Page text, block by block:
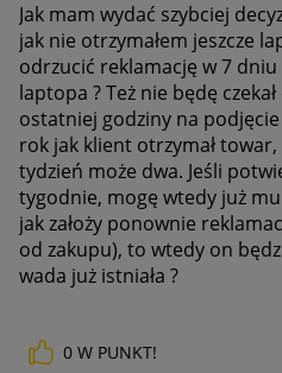
Jak mam wydać szybciej
jak nie otrzymałem jeszcze
odrzucić reklamację w 7 dniu
laptopa ? Też nie będę
ostatniej godziny na
rok jak klient otrzymał towar,
tydzień może dwa. Jeśli
tygodnie, mogę wtedy już
jak założy ponownie
od zakupu), to wtedy on
wada już istniała ?
0 W PUNKT!